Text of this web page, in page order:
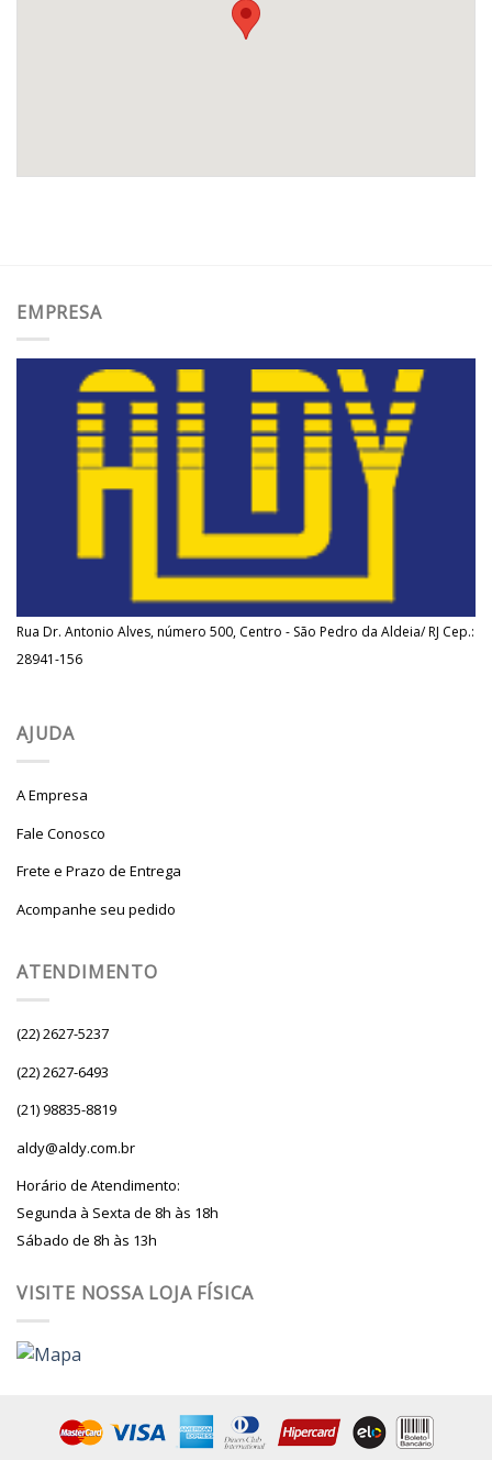
EMPRESA
Rua Dr. Antonio Alves, número 500, Centro - São Pedro da Aldeia/ RJ Cep.:
28941-156
AJUDA
A Empresa
Fale Conosco
Frete e Prazo de Entrega
Acompanhe seu pedido
ATENDIMENTO
(22) 2627-5237
(22) 2627-6493
(21) 98835-8819
aldy@aldy.com.br
Horário de Atendimento:
Segunda à Sexta de 8h às 18h
Sábado de 8h às 13h
VISITE NOSSA LOJA FÍSICA